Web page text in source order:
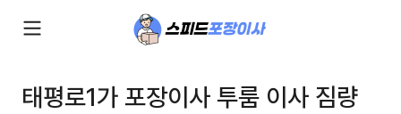
태평로1가 포장이사 투룸 이사 짐량